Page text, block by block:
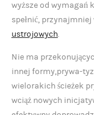
wyższe od wymagań
spełnić,
ustrojowych.
Nie ma
innej formy,prywa-
wielorakich ścieżek
wciąż nowych